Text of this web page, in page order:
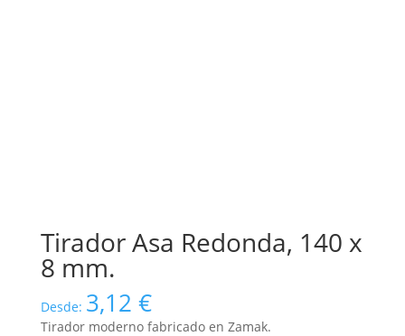
Tirador Asa Redonda, 140 x
8 mm.
Desde: 3,12 €
Tirador moderno fabricado en Zamak.